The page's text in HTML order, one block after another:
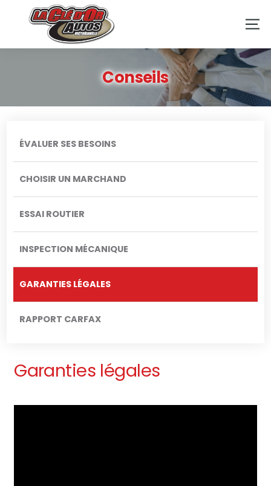
Conseils
ÉVALUER SES BESOINS
CHOISIR UN MARCHAND
ESSAI ROUTIER
INSPECTION MÉCANIQUE
GARANTIES LÉGALES
RAPPORT CARFAX
Garanties légales